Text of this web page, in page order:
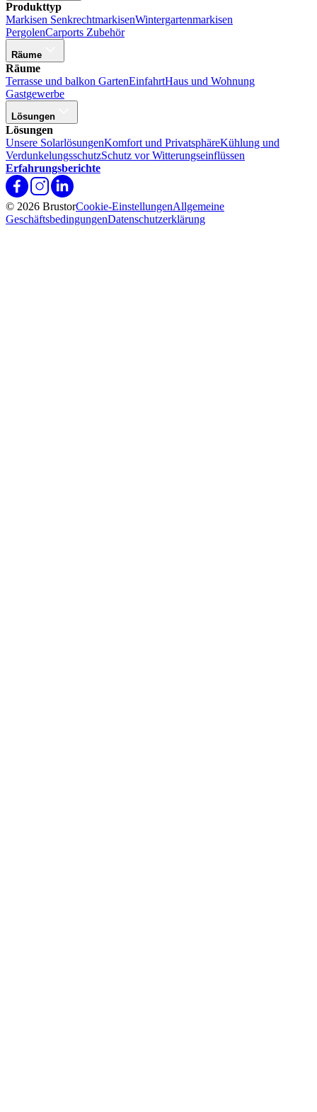
Produkttyp
Markisen SenkrechtmarkisenWintergartenmarkisen
PergolenCarports Zubehör
Räume
Räume
Terrasse und balkon GartenEinfahrtHaus und Wohnung
Gastgewerbe
Lösungen
Lösungen
Unsere SolarlösungenKomfort und PrivatsphäreKühlung und
VerdunkelungsschutzSchutz vor Witterungseinflüssen
Erfahrungsberichte
© 2026 BrustorCookie-EinstellungenAllgemeine
GeschäftsbedingungenDatenschutzerklärung